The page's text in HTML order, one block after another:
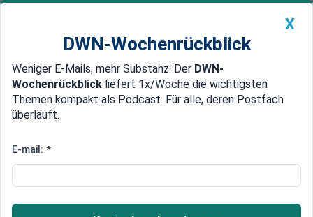
Newsticker MEIN DWN: Geldanlage Premium
Edelmetalle DWN-Magazin China
Felder im Mittelmeer
EU investiert hunderte Millionen
in Energie-Infrastruktur
Die EU tätigt umfangreiche Investitionen in den
X
DWN-Wochenrückblick
Weniger E-Mails, mehr Substanz: Der DWN-
Wochenrückblick liefert 1x/Woche die wichtigsten
Themen kompakt als Podcast. Für alle, deren Postfach
überläuft.
E-mail: *